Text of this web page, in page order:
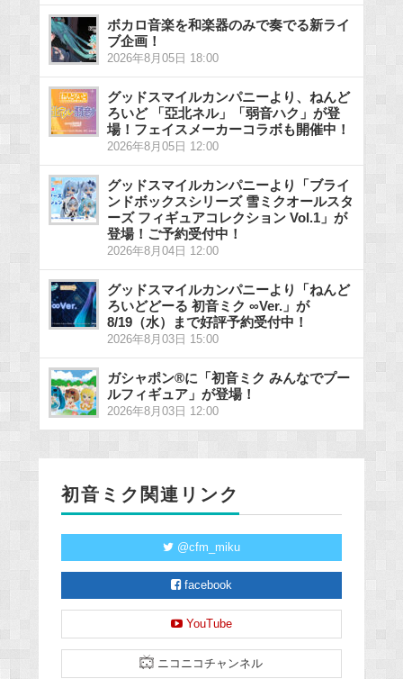
ボカロ音楽を和楽器のみで奏でる新ライ
ブ企画！
2026年8月05日 18:00
グッドスマイルカンパニーより、ねんど
ろいど 「亞北ネル」「弱音ハク」が登
場！フェイスメーカーコラボも開催中！
2026年8月05日 12:00
グッドスマイルカンパニーより「ブライ
ンドボックスシリーズ 雪ミクオールスタ
ーズ フィギュアコレクション Vol.1」が
登場！ご予約受付中！
2026年8月04日 12:00
グッドスマイルカンパニーより「ねんど
ろいどどーる 初音ミク ∞Ver.」が
8/19（水）まで好評予約受付中！
2026年8月03日 15:00
ガシャポン®に「初音ミク みんなでプー
ルフィギュア」が登場！
2026年8月03日 12:00
初音ミク関連リンク
@cfm_miku
facebook
YouTube
ニコニコチャンネル